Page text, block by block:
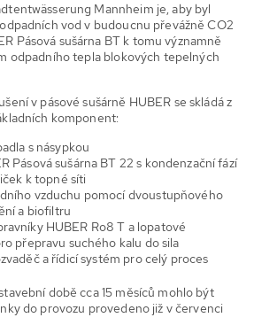
Mannheim je, aby byl
vod v budoucnu převážně CO2
Pásová sušárna BT k tomu významně
odpadního tepla blokových tepelných
v pásové sušárně HUBER se skládá z
komponent:
s násypkou
Pásová sušárna BT 22 s kondenzační fází
k topné síti
vzduchu pomocí dvoustupňového
a biofiltru
HUBER Ro8 T a lopatové
přepravu suchého kalu do sila
a řídicí systém pro celý proces
době cca 15 měsíců mohlo být
do provozu provedeno již v červenci